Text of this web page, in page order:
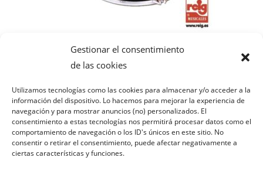
Gestionar el consentimiento
de las cookies
Utilizamos tecnologías como las cookies para almacenar y/o acceder a la
información del dispositivo. Lo hacemos para mejorar la experiencia de
navegación y para mostrar anuncios (no) personalizados. El
consentimiento a estas tecnologías nos permitirá procesar datos como el
comportamiento de navegación o los ID's únicos en este sitio. No
consentir o retirar el consentimiento, puede afectar negativamente a
ciertas características y funciones.
Juguetes musicales
TAMBOR «SOUNDER» metalizado
9,99€
Leer más